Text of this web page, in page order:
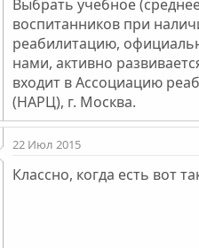
Выбрать учебное
воспитанников при
реабилитацию,
нами, активно
входит в Ассоциацию
(НАРЦ), г. Москва.
22 Июл 2015
Классно, когда есть вот